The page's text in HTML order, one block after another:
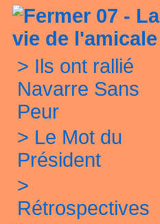
07 - La
vie de l'amicale
> Ils ont rallié
Navarre Sans
Peur
> Le Mot du
Président
>
Rétrospectives